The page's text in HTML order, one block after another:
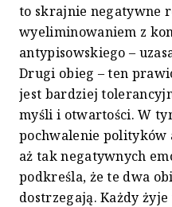
to skrajnie negatywne
wyeliminowaniem z
antypisowskiego –
Drugi obieg – ten
jest bardziej
myśli i otwartości. W
pochwalenie polityków
aż tak negatywnych
podkreśla, że te dwa
dostrzegają. Każdy żyje